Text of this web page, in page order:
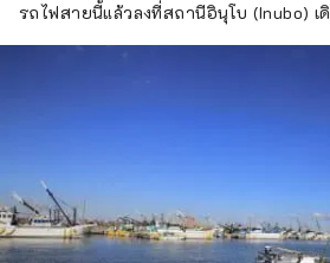
รถไฟสายนี้แล้วลงที่สถานีอินุโบ (Inubo)